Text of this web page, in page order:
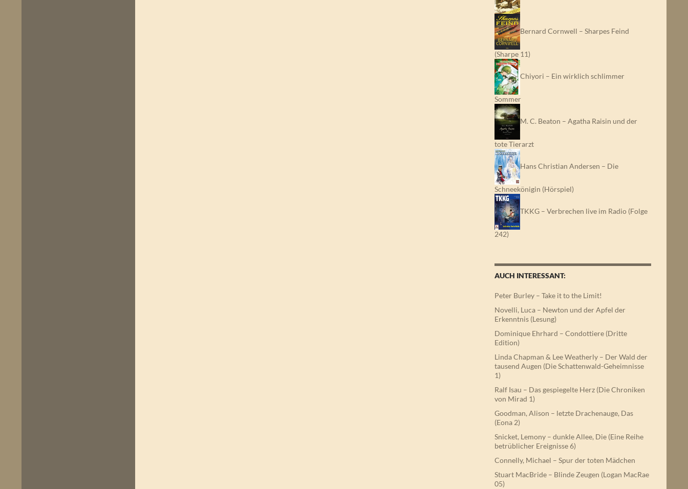
Bernard Cornwell – Sharpes Feind
(Sharpe 11)
Chiyori – Ein wirklich schlimmer
Sommer
M. C. Beaton – Agatha Raisin und der
tote Tierarzt
Hans Christian Andersen – Die
Schneekönigin (Hörspiel)
TKKG – Verbrechen live im Radio (Folge
242)
AUCH INTERESSANT:
Peter Burley – Take it to the Limit!
Novelli, Luca – Newton und der Apfel der
Erkenntnis (Lesung)
Dominique Ehrhard – Condottiere (Dritte
Edition)
Linda Chapman & Lee Weatherly – Der Wald der
tausend Augen (Die Schattenwald-Geheimnisse
1)
Ralf Isau – Das gespiegelte Herz (Die Chroniken
von Mirad 1)
Goodman, Alison – letzte Drachenauge, Das
(Eona 2)
Snicket, Lemony – dunkle Allee, Die (Eine Reihe
betrüblicher Ereignisse 6)
Connelly, Michael – Spur der toten Mädchen
Stuart MacBride – Blinde Zeugen (Logan MacRae
05)